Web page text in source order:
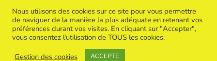
Copyright © 2026Success Creative Woman| Powered by
Thème WordPress BuddyX
Politique de confidentialité
Nous utilisons des cookies sur ce site pour vous permettre
de naviguer de la manière la plus adéquate en retenant vos
préférences durant vos visites. En cliquant sur "Accepter",
vous consentez l'utilisation de TOUS les cookies.
Gestion des cookies
ACCEPTE